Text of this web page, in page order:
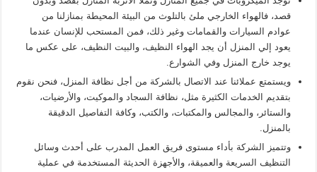
قصد، فالهواء الخارجي ملئ بالتلوث من البيئة المحيطة بمنازلنا من
عوادم السيارات والقمامات وغير ذلك، فمن المستحب للإنسان عندما
يعود إلي المنزل أن يجد الهواء النظيف، والبيت النظيف، على عكس ما
يوجد خارج المنزل وفي الشوارع.
ويستمتع عملائنا عند الاتصال بالشركة من أجل نظافة المنزل، فنحن نقوم
بتقديم الخدمات الكثيرة مثل، نظافة السجاد والموكيت، والأرضيات،
والستائر، والمجالس والمكتبات، والكتب، وكافة التفاصيل الدقيقة
بالمنزل.
وتتميز الشركة بأداء مستوى فريق العمل المدرب على أحدث وسائل
التنظيف السريعة والعميقة، والأجهزة الحديثة المستخدمة في عملية